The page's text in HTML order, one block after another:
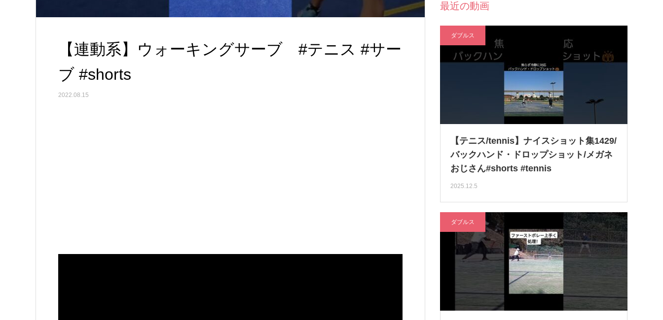
【連動系】ウォーキングサーブ #テニス #サー
ブ #shorts
2022.08.15
最近の動画
ダブルス
【テニス/tennis】ナイスショット集1429/
バックハンド・ドロップショット/メガネ
おじさん#shorts #tennis
2025.12.5
ダブルス